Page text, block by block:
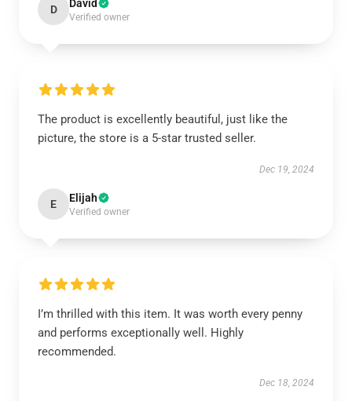
D David
Verified owner
The product is excellently beautiful, just like the
picture, the store is a 5-star trusted seller.
Dec 19, 2024
E Elijah
Verified owner
I’m thrilled with this item. It was worth every penny
and performs exceptionally well. Highly
recommended.
Dec 18, 2024